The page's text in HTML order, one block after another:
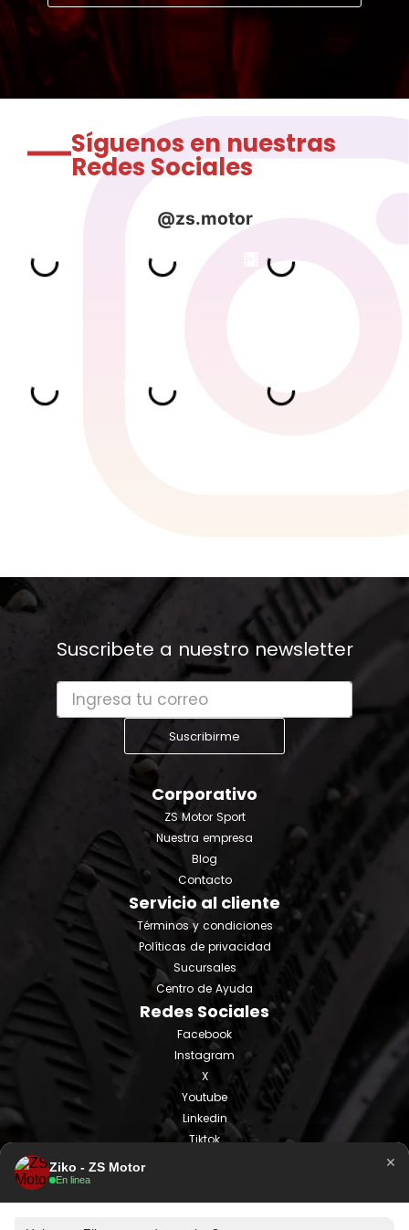
Síguenos en nuestras
Redes Sociales
Suscribete a nuestro newsletter
Suscribirme
Corporativo
ZS Motor Sport
Nuestra empresa
Blog
Contacto
Servicio al cliente
Términos y condiciones
Políticas de privacidad
Sucursales
Centro de Ayuda
Redes Sociales
Facebook
Instagram
X
Youtube
Linkedin
Tiktok
Ziko - ZS Motor
En linea
×